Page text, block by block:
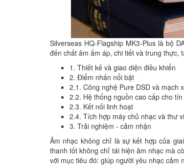
Silverseas HQ-Flagship MK3-Plus là bộ
đến chất âm ấm áp, chi tiết và trung thực,
1. Thiết kế và giao diện điều khiển
2. Điểm nhấn nổi bật
2.1. Công nghệ Pure DSD và mạch
2.2. Hệ thống nguồn cao cấp cho
2.3. Kết nối linh hoạt
2.4. Tích hợp máy chủ nhạc và thư
3. Trải nghiệm - cảm nhận
Âm nhạc không chỉ là sự kết hợp của
thanh tốt không chỉ tái hiện âm nhạc mà
với mục tiêu đó: giúp người yêu nhạc cảm